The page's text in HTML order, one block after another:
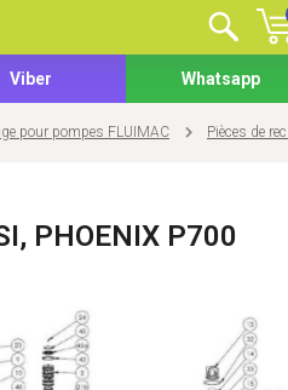
Viber Whatsapp
pour pompes FLUIMAC Pièces de
PHOENIX P700